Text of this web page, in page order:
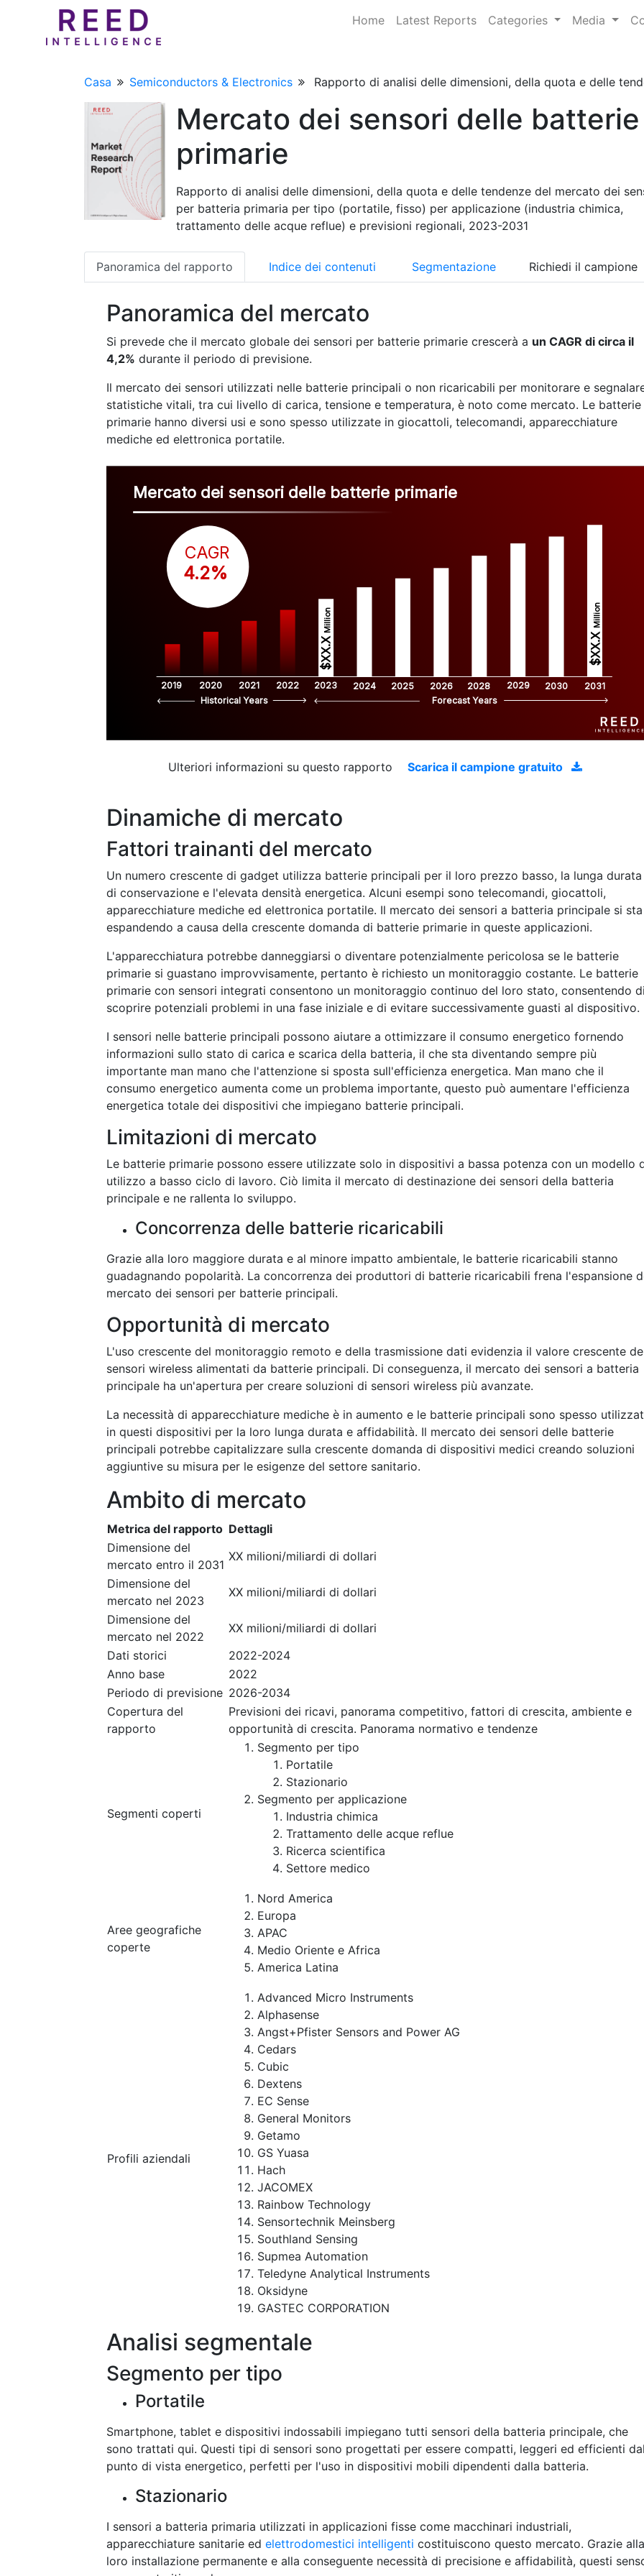
Home Latest Reports Categories Media
Casa Semiconductors & Electronics Rapporto di analisi delle dimensioni, della quota e delle
Mercato dei sensori delle batterie
primarie
Rapporto di analisi delle dimensioni, della quota e delle tendenze del mercato dei
per batteria primaria per tipo (portatile, fisso) per applicazione (industria chimica,
trattamento delle acque reflue) e previsioni regionali, 2023-2031
Panoramica del rapporto Indice dei contenuti Segmentazione Richiedi il campione
Panoramica del mercato
Si prevede che il mercato globale dei sensori per batterie primarie crescerà a un CAGR di circa il
4,2% durante il periodo di previsione.
Il mercato dei sensori utilizzati nelle batterie principali o non ricaricabili per monitorare e
statistiche vitali, tra cui livello di carica, tensione e temperatura, è noto come mercato. Le batterie
primarie hanno diversi usi e sono spesso utilizzate in giocattoli, telecomandi, apparecchiature
mediche ed elettronica portatile.
Mercato dei sensori delle batterie primarie
2019 2020 2021 2022 2023 2024 2025 2026 2028 2029 2030 2031
$XX.X
Million
$XX.X
Million
CAGR
4.2%
Historical Years Forecast Years
Ulteriori informazioni su questo rapporto Scarica il campione gratuito
Dinamiche di mercato
Fattori trainanti del mercato
Un numero crescente di gadget utilizza batterie principali per il loro prezzo basso, la lunga durata
di conservazione e l'elevata densità energetica. Alcuni esempi sono telecomandi, giocattoli,
apparecchiature mediche ed elettronica portatile. Il mercato dei sensori a batteria principale si sta
espandendo a causa della crescente domanda di batterie primarie in queste applicazioni.
L'apparecchiatura potrebbe danneggiarsi o diventare potenzialmente pericolosa se le batterie
primarie si guastano improvvisamente, pertanto è richiesto un monitoraggio costante. Le batterie
primarie con sensori integrati consentono un monitoraggio continuo del loro stato, consentendo
scoprire potenziali problemi in una fase iniziale e di evitare successivamente guasti al dispositivo.
I sensori nelle batterie principali possono aiutare a ottimizzare il consumo energetico fornendo
informazioni sullo stato di carica e scarica della batteria, il che sta diventando sempre più
importante man mano che l'attenzione si sposta sull'efficienza energetica. Man mano che il
consumo energetico aumenta come un problema importante, questo può aumentare l'efficienza
energetica totale dei dispositivi che impiegano batterie principali.
Limitazioni di mercato
Le batterie primarie possono essere utilizzate solo in dispositivi a bassa potenza con un modello
utilizzo a basso ciclo di lavoro. Ciò limita il mercato di destinazione dei sensori della batteria
principale e ne rallenta lo sviluppo.
Concorrenza delle batterie ricaricabili
Grazie alla loro maggiore durata e al minore impatto ambientale, le batterie ricaricabili stanno
guadagnando popolarità. La concorrenza dei produttori di batterie ricaricabili frena l'espansione
mercato dei sensori per batterie principali.
Opportunità di mercato
L'uso crescente del monitoraggio remoto e della trasmissione dati evidenzia il valore crescente
sensori wireless alimentati da batterie principali. Di conseguenza, il mercato dei sensori a batteria
principale ha un'apertura per creare soluzioni di sensori wireless più avanzate.
La necessità di apparecchiature mediche è in aumento e le batterie principali sono spesso
in questi dispositivi per la loro lunga durata e affidabilità. Il mercato dei sensori delle batterie
principali potrebbe capitalizzare sulla crescente domanda di dispositivi medici creando soluzioni
aggiuntive su misura per le esigenze del settore sanitario.
Ambito di mercato
Metrica del rapporto Dettagli
Dimensione del
mercato entro il 2031
XX milioni/miliardi di dollari
Dimensione del
mercato nel 2023
XX milioni/miliardi di dollari
Dimensione del
mercato nel 2022
XX milioni/miliardi di dollari
Dati storici
2022-2024
Anno base
2022
Periodo di previsione 2026-2034
Copertura del
rapporto
Previsioni dei ricavi, panorama competitivo, fattori di crescita, ambiente e
opportunità di crescita. Panorama normativo e tendenze
Segmenti coperti
Segmento per tipo
Portatile
Stazionario
Segmento per applicazione
Industria chimica
Trattamento delle acque reflue
Ricerca scientifica
Settore medico
Aree geografiche
coperte
Nord America
Europa
APAC
Medio Oriente e Africa
America Latina
Profili aziendali
Advanced Micro Instruments
Alphasense
Angst+Pfister Sensors and Power AG
Cedars
Cubic
Dextens
EC Sense
General Monitors
Getamo
GS Yuasa
Hach
JACOMEX
Rainbow Technology
Sensortechnik Meinsberg
Southland Sensing
Supmea Automation
Teledyne Analytical Instruments
Oksidyne
GASTEC CORPORATION
Analisi segmentale
Segmento per tipo
Portatile
Smartphone, tablet e dispositivi indossabili impiegano tutti sensori della batteria principale, che
sono trattati qui. Questi tipi di sensori sono progettati per essere compatti, leggeri ed efficienti
punto di vista energetico, perfetti per l'uso in dispositivi mobili dipendenti dalla batteria.
Stazionario
I sensori a batteria primaria utilizzati in applicazioni fisse come macchinari industriali,
apparecchiature sanitarie ed elettrodomestici intelligenti costituiscono questo mercato. Grazie alla
loro installazione permanente e alla conseguente necessità di precisione e affidabilità, questi